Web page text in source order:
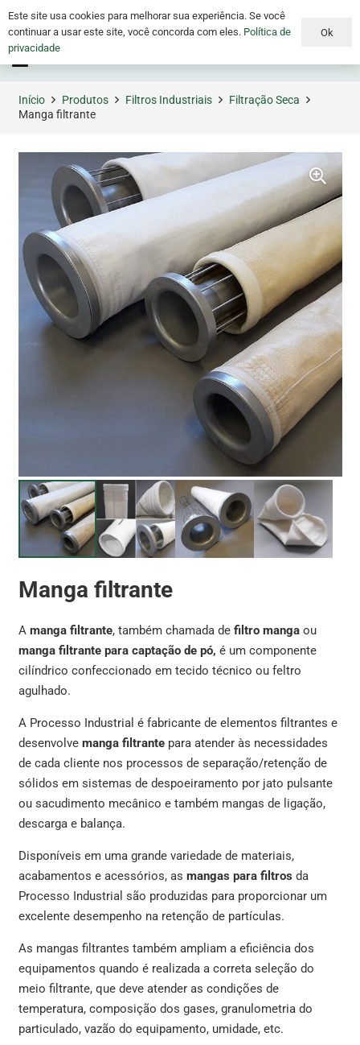
Início Produtos Filtros Industriais
Filtração Seca
Manga filtrante
Manga filtrante
A manga filtrante, também chamada de filtro manga ou
manga filtrante para captação de pó, é um componente
cilíndrico confeccionado em tecido técnico ou feltro
agulhado.
A Processo Industrial é fabricante de elementos filtrantes e
desenvolve manga filtrantepara atender às necessidades
de cada cliente nos processos de separação/retenção de
sólidos em sistemas de despoeiramento por jato pulsante
ou sacudimento mecânico e também mangas de ligação,
descarga e balança.
Disponíveis em uma grande variedade de materiais,
acabamentos e acessórios, as mangas para filtros da
Processo Industrial são produzidas para proporcionar um
excelente desempenho na retenção de partículas.
As mangas filtrantes também ampliam a eficiência dos
equipamentos quando é realizada a correta seleção do
meio filtrante, que deve atender as condições de
temperatura, composição dos gases, granulometria do
particulado, vazão do equipamento, umidade, etc.
Este site usa cookies para melhorar sua experiência. Se você
continuar a usar este site, você concorda com eles. Política de
privacidade
Ok